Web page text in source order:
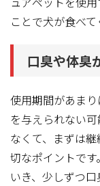
ことで犬が食べて
口臭や体臭
使用期間があま
を与えられない
なくて、まずは
切なポイントで
いき、少しずつ